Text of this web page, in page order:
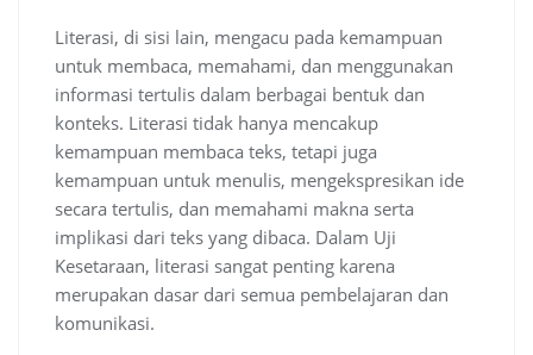
Literasi, di sisi lain, mengacu pada kemampuan
untuk membaca, memahami, dan menggunakan
informasi tertulis dalam berbagai bentuk dan
konteks. Literasi tidak hanya mencakup
kemampuan membaca teks, tetapi juga
kemampuan untuk menulis, mengekspresikan ide
secara tertulis, dan memahami makna serta
implikasi dari teks yang dibaca. Dalam Uji
Kesetaraan, literasi sangat penting karena
merupakan dasar dari semua pembelajaran dan
komunikasi.